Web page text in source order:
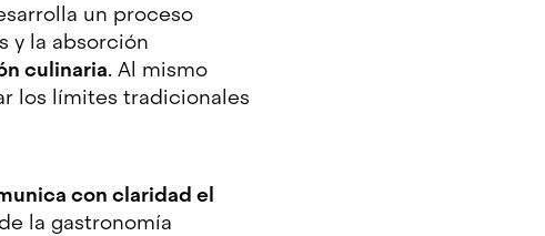
un proceso
y la absorción
culinaria. Al mismo
los límites tradicionales
con claridad el
la gastronomía